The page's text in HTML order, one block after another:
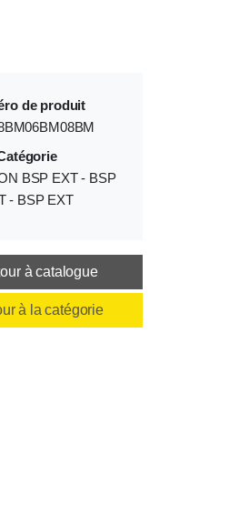
de produit
BSP EXT - BSP
- BSP EXT
à catalogue
à la catégorie